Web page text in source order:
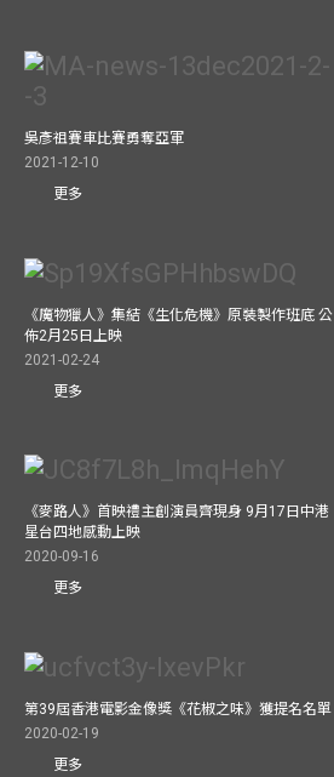
吳彥祖賽車比賽勇奪亞軍
2021-12-10
更多
《魔物獵人》集結《生化危機》原裝製作班底 公
佈2月25日上映
2021-02-24
更多
《麥路人》首映禮主創演員齊現身 9月17日中港
星台四地感動上映
2020-09-16
更多
第39屆香港電影金像獎《花椒之味》獲提名名單
2020-02-19
更多